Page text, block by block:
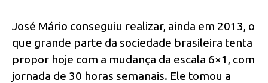
José Mário conseguiu realizar, ainda em 2013, o
que grande parte da sociedade brasileira tenta
propor hoje com a mudança da escala 6×1, com
jornada de 30 horas semanais. Ele tomou a